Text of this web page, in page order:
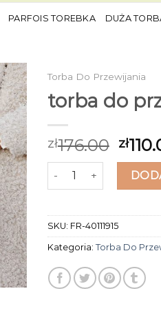
PARFOIS TOREBKA DUŻA
Torba Do Przewijania
torba do
zł176.00 zł
ilość torba do
SKU: FR-40111915
Kategoria: Torba Do